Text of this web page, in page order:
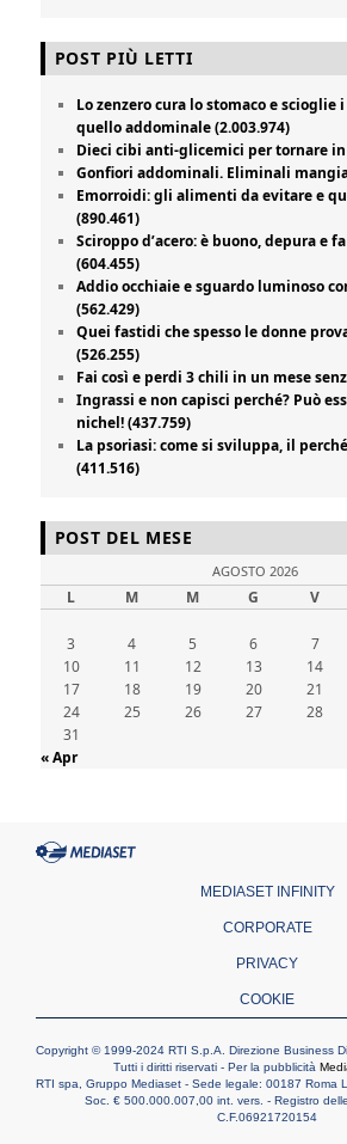
POST PIÙ LETTI
Lo zenzero cura lo stomaco e scioglie
quello addominale (2.003.974)
Dieci cibi anti-glicemici per tornare in
Gonfiori addominali. Eliminali
Emorroidi: gli alimenti da evitare e
(890.461)
Sciroppo d’acero: è buono, depura e
(604.455)
Addio occhiaie e sguardo luminoso
(562.429)
Quei fastidi che spesso le donne
(526.255)
Fai così e perdi 3 chili in un mese
Ingrassi e non capisci perché? Può
nichel! (437.759)
La psoriasi: come si sviluppa, il
(411.516)
POST DEL MESE
AGOSTO 2026
L M M G V
3
4 5 6 7
10
11 12 13 14
17
18 19 20 21
24
25 26 27 28
31
« Apr
MEDIASET INFINITY
CORPORATE
PRIVACY
COOKIE
Copyright © 1999-2024 RTI S.p.A. Direzione Business
Tutti i diritti riservati - Per la pubblicità
RTI spa, Gruppo Mediaset - Sede legale: 00187 Roma
Soc. € 500.000.007,00 int. vers. - Registro
C.F.06921720154